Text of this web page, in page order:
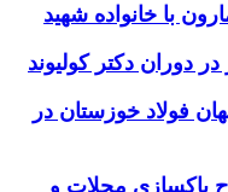
با خانواده شهید
دوران دکتر کولیوند
فولاد خوزستان در
طرح پاکسازی محلات و